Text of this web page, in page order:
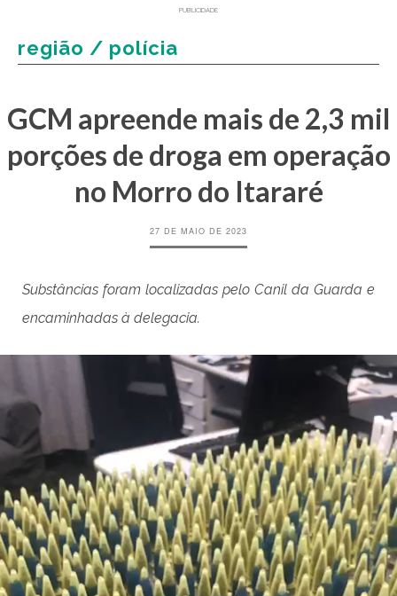
PUBLICIDADE
região / polícia
GCM apreende mais de 2,3 mil
porções de droga em operação
no Morro do Itararé
27 DE MAIO DE 2023
Substâncias foram localizadas pelo Canil da Guarda e
encaminhadas à delegacia.
vídeo